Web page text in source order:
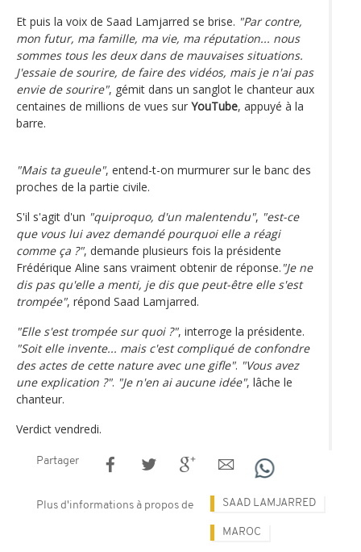
Et puis la voix de Saad Lamjarred se brise. "Par contre,
mon futur, ma famille, ma vie, ma réputation... nous
sommes tous les deux dans de mauvaises situations.
J'essaie de sourire, de faire des vidéos, mais je n'ai pas
envie de sourire", gémit dans un sanglot le chanteur aux
centaines de millions de vues sur YouTube, appuyé à la
barre.
"Mais ta gueule", entend-t-on murmurer sur le banc des
proches de la partie civile.
S'il s'agit d'un "quiproquo, d'un malentendu", "est-ce
que vous lui avez demandé pourquoi elle a réagi
comme ça ?", demande plusieurs fois la présidente
Frédérique Aline sans vraiment obtenir de réponse. "Je ne
dis pas qu'elle a menti, je dis que peut-être elle s'est
trompée", répond Saad Lamjarred.
"Elle s'est trompée sur quoi ?", interroge la présidente.
"Soit elle invente... mais c'est compliqué de confondre
des actes de cette nature avec une gifle". "Vous avez
une explication ?". "Je n'en ai aucune idée", lâche le
chanteur.
Verdict vendredi.
Partager
Plus d'informations à propos de SAAD LAMJARRED
MAROC